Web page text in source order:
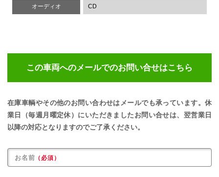
オーディオ CD
この車両へのメールでのお問い合せはこちら
在庫車輌やその他のお問い合わせはメールでも承っています。 休
業日（毎週月曜定休）にいただきましたお問い合せは、 翌営業日
以降の対応となりますのでご了承ください。
お名前 （必須）